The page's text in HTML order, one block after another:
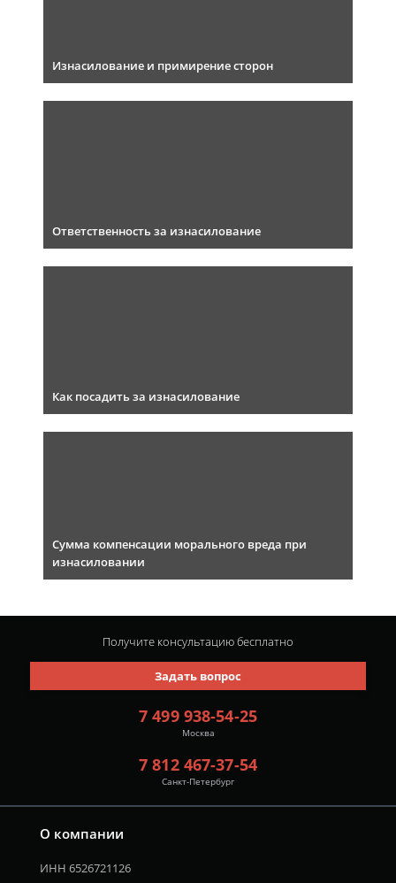
Изнасилование и примирение сторон
Ответственность за изнасилование
Как посадить за изнасилование
Сумма компенсации морального вреда при
изнасиловании
О компании
ИНН 6526721126
7 499 938-54-25
Москва
7 812 467-37-54
Санкт-Петербург
Задать вопрос
Получите консультациюбесплатно